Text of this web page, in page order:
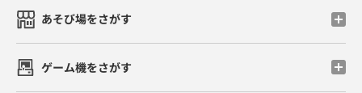
あそび場をさがす
ゲーム機をさがす